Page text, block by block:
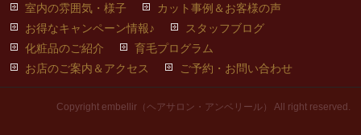
室内の雰囲気・様子
カット事例＆お客様の声
お得なキャンペーン情報♪
スタッフブログ
化粧品のご紹介
育毛プログラム
お店のご案内＆アクセス
ご予約・お問い合わせ
Copyright embellir（ヘアサロン・アンベリール） All right reserved.